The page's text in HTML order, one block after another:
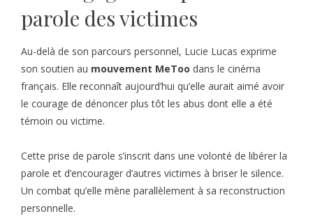
parole des victimes
Au-delà de son parcours personnel, Lucie Lucas exprime
son soutien au mouvement MeToo dans le cinéma
français. Elle reconnaît aujourd’hui qu’elle aurait aimé avoir
le courage de dénoncer plus tôt les abus dont elle a été
témoin ou victime.
Cette prise de parole s’inscrit dans une volonté de libérer la
parole et d’encourager d’autres victimes à briser le silence.
Un combat qu’elle mène parallèlement à sa reconstruction
personnelle.